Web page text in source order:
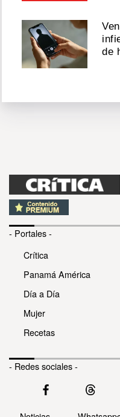
de
- Portales -
Crítica
Panamá América
Día a Día
Mujer
Recetas
- Redes sociales -